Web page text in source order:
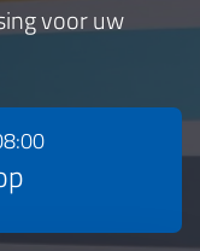
voor uw